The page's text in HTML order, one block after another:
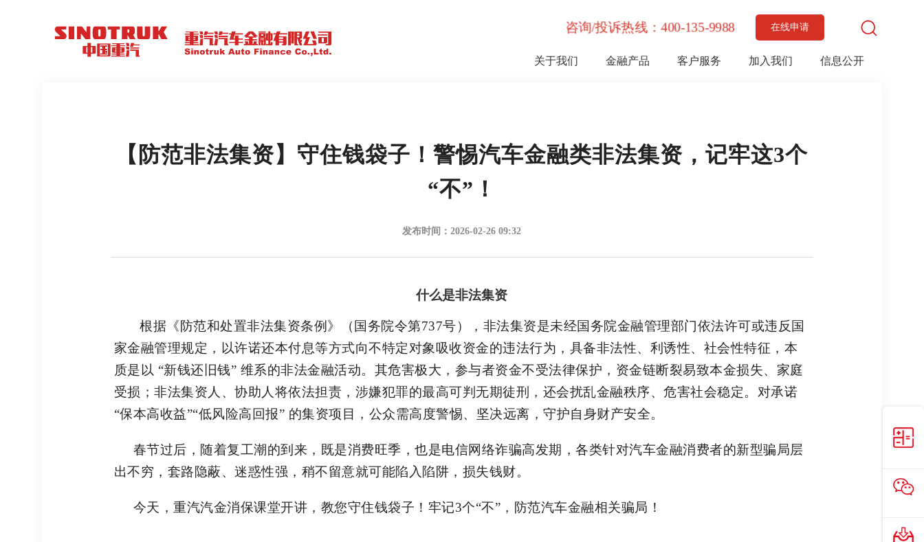
咨询/投诉热线：400-135-9988 在线申请
关于我们 金融产品 客户服务 加入我们 信息公开
【防范非法集资】守住钱袋子！警惕汽车金融类非法集资，记牢这3个
“不”！
发布时间：2026-02-26 09:32
什么是非法集资
根据《防范和处置非法集资条例》（国务院令第737号），非法集资是未经国务院金融管理部门依法许可或违反国
家金融管理规定，以许诺还本付息等方式向不特定对象吸收资金的违法行为，具备非法性、利诱性、社会性特征，本
质是以 “新钱还旧钱” 维系的非法金融活动。其危害极大，参与者资金不受法律保护，资金链断裂易致本金损失、家庭
受损；非法集资人、协助人将依法担责，涉嫌犯罪的最高可判无期徒刑，还会扰乱金融秩序、危害社会稳定。对承诺
“保本高收益”“低风险高回报” 的集资项目，公众需高度警惕、坚决远离，守护自身财产安全。
春节过后，随着复工潮的到来，既是消费旺季，也是电信网络诈骗高发期 ，各类针对汽车金融消费者的新型骗局层
出不穷，套路隐蔽、迷惑性强，稍不留意就可能陷入陷阱，损失钱财。
今天，重汽汽金消保课堂开讲，教您守住钱袋子！牢记3个“不”，防范汽车金融相关骗局！